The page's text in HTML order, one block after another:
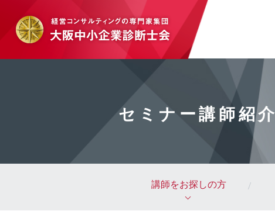
セミナー講師紹介
講師をお探しの方